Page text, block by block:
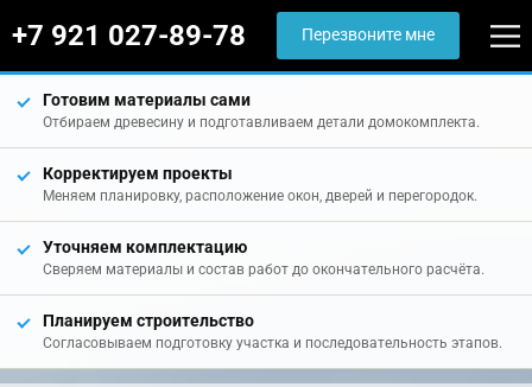
+7 921 027-89-78 Перезвоните мне
Готовим материалы сами
Отбираем древесину и подготавливаем детали домокомплекта.
Корректируем проекты
Меняем планировку, расположение окон, дверей и перегородок.
Уточняем комплектацию
Сверяем материалы и состав работ до окончательного расчёта.
Планируем строительство
Согласовываем подготовку участка и последовательность этапов.